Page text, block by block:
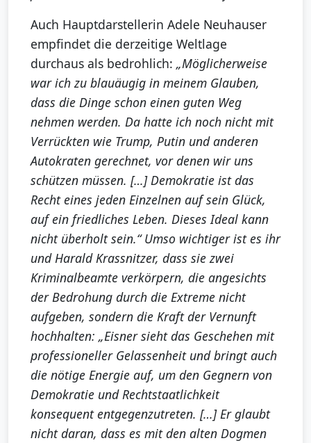
Auch Hauptdarstellerin Adele Neuhauser
empfindet die derzeitige Weltlage
durchaus als bedrohlich: „Möglicherweise
war ich zu blauäugig in meinem Glauben,
dass die Dinge schon einen guten Weg
nehmen werden. Da hatte ich noch nicht mit
Verrückten wie Trump, Putin und anderen
Autokraten gerechnet, vor denen wir uns
schützen müssen. […] Demokratie ist das
Recht eines jeden Einzelnen auf sein Glück,
auf ein friedliches Leben. Dieses Ideal kann
nicht überholt sein.“ Umso wichtiger ist es ihr
und Harald Krassnitzer, dass sie zwei
Kriminalbeamte verkörpern, die angesichts
der Bedrohung durch die Extreme nicht
aufgeben, sondern die Kraft der Vernunft
hochhalten: „Eisner sieht das Geschehen mit
professioneller Gelassenheit und bringt auch
die nötige Energie auf, um den Gegnern von
Demokratie und Rechtstaatlichkeit
konsequent entgegenzutreten. […] Er glaubt
nicht daran, dass es mit den alten Dogmen